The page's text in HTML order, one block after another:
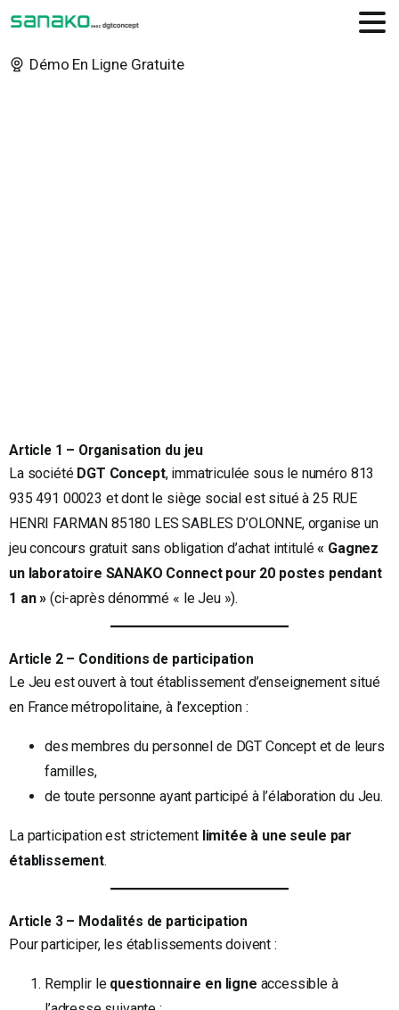
Démo En Ligne Gratuite
Article 1 – Organisation du jeu
La société DGT Concept, immatriculée sous le numéro 813
935 491 00023 et dont le siège social est situé à 25 RUE
HENRI FARMAN 85180 LES SABLES D’OLONNE, organise un
jeu concours gratuit sans obligation d’achat intitulé« Gagnez
un laboratoire SANAKO Connect pour 20 postes pendant
1 an » (ci-après dénommé « le Jeu »).
Article 2 – Conditions de participation
Le Jeu est ouvert à tout établissement d’enseignement situé
en France métropolitaine, à l’exception :
des membres du personnel de DGT Concept et de leurs
familles,
de toute personne ayant participé à l’élaboration du Jeu.
La participation est strictement limitée à une seule par
établissement.
Article 3 – Modalités de participation
Pour participer, les établissements doivent :
Remplir le questionnaire en ligne accessible à